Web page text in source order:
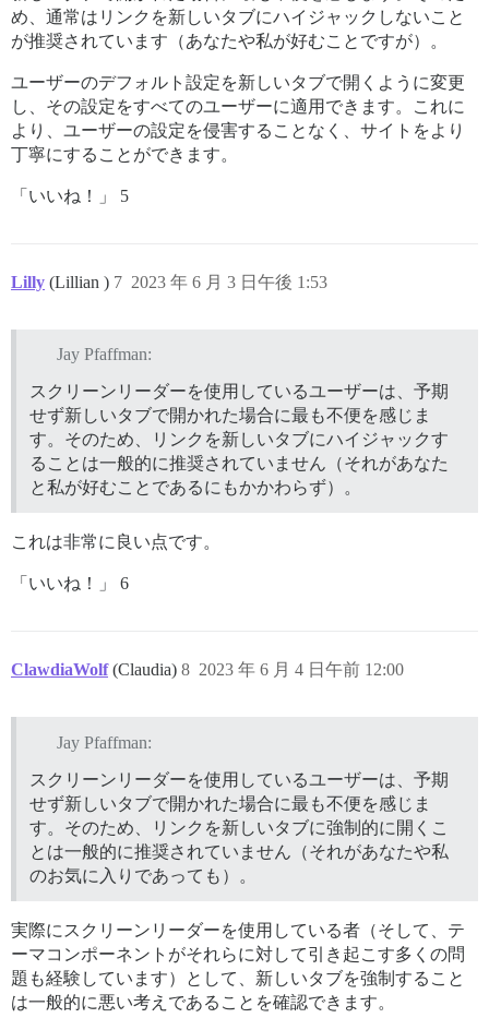
め、通常はリンクを新しいタブにハイジャックしないこと
が推奨されています（あなたや私が好むことですが）。
ユーザーのデフォルト設定を新しいタブで開くように変更
し、その設定をすべてのユーザーに適用できます。これに
より、ユーザーの設定を侵害することなく、サイトをより
丁寧にすることができます。
「いいね！」 5
Lilly (Lillian ) 2023 年 6 月 3 日午後 1:53
7
Jay Pfaffman:
スクリーンリーダーを使用しているユーザーは、予期
せず新しいタブで開かれた場合に最も不便を感じま
す。そのため、リンクを新しいタブにハイジャックす
ることは一般的に推奨されていません（それがあなた
と私が好むことであるにもかかわらず）。
これは非常に良い点です。
「いいね！」 6
ClawdiaWolf (Claudia) 2023 年 6 月 4 日午前 12:00
8
Jay Pfaffman:
スクリーンリーダーを使用しているユーザーは、予期
せず新しいタブで開かれた場合に最も不便を感じま
す。そのため、リンクを新しいタブに強制的に開くこ
とは一般的に推奨されていません（それがあなたや私
のお気に入りであっても）。
実際にスクリーンリーダーを使用している者（そして、テ
ーマコンポーネントがそれらに対して引き起こす多くの問
題も経験しています）として、新しいタブを強制すること
は一般的に悪い考えであることを確認できます。